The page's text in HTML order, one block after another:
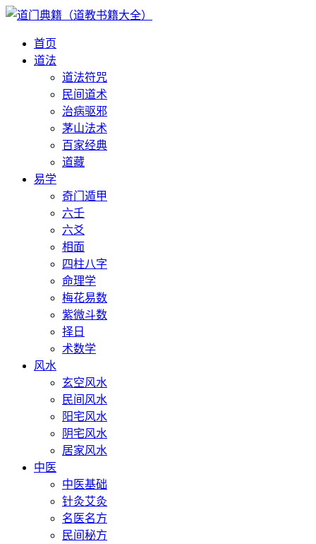
首页
道法
道法符咒
民间道术
治病驱邪
茅山法术
百家经典
道藏
易学
奇门遁甲
六壬
六爻
相面
四柱八字
命理学
梅花易数
紫微斗数
择日
术数学
风水
玄空风水
民间风水
阳宅风水
阴宅风水
居家风水
中医
中医基础
针灸艾灸
名医名方
民间秘方